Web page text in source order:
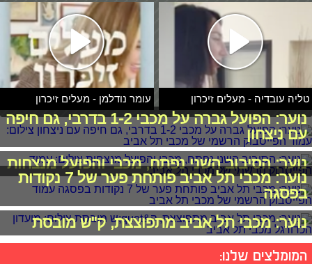
טליה עובדיה - מעלים זיכרון עומר נודלמן - מעלים זיכרון
נוער: הפועל גברה על מכבי 1-2 בדרבי, גם חיפה
עם ניצחון
נוער: הסיבוב השני נפתח, מכבי והפועל מנצחות
נוער: מכבי תל אביב פותחת פער של 7 נקודות
בפסגה
נוער: מכבי תל אביב מתפוצצת, ק"ש מובסת
המומלצים שלנו: